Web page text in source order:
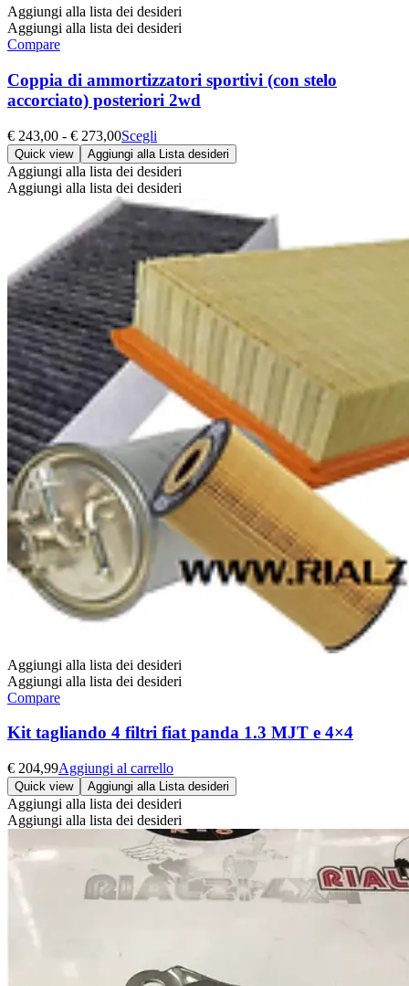
Aggiungi alla lista dei desideri
Aggiungi alla lista dei desideri
Compare
Coppia di ammortizzatori sportivi (con stelo
accorciato) posteriori 2wd
€ 243,00 - € 273,00Fascia
di
prezzo:
da
€ 243,00
€ 273,00
Scegli
prodotto
ha
più
varianti.
opzioni
possono
essere
scelte
prodotto
Quick view Aggiungi alla Lista desideri
Aggiungi alla lista dei desideri
Aggiungi alla lista dei desideri
Aggiungi alla lista dei desideri
Aggiungi alla lista dei desideri
Compare
Kit tagliando 4 filtri fiat panda 1.3 MJT e 4×4
€ 204,99Aggiungi al carrello
Quick view Aggiungi alla Lista desideri
Aggiungi alla lista dei desideri
Aggiungi alla lista dei desideri